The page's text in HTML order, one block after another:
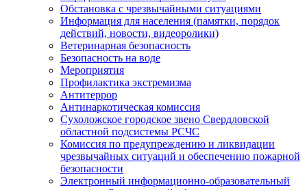
Обстановка с чрезвычайными ситуациями
Информация для населения (памятки, порядок
действий, новости, видеоролики)
Ветеринарная безопасность
Безопасность на воде
Мероприятия
Профилактика экстремизма
Антитеррор
Антинаркотическая комиссия
Сухоложское городское звено Свердловской
областной подсистемы РСЧС
Комиссия по предупреждению и ликвидации
чрезвычайных ситуаций и обеспечению пожарной
безопасности
Электронный информационно-образовательный